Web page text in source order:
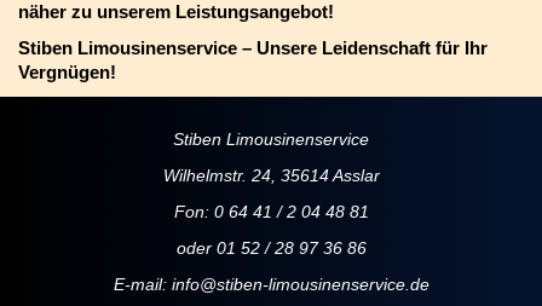
näher zu unserem Leistungsangebot!
Stiben Limousinenservice – Unsere Leidenschaft für Ihr
Vergnügen!
Stiben Limousinenservice
Wilhelmstr. 24, 35614 Asslar
Fon: 0 64 41 / 2 04 48 81
oder 01 52 / 28 97 36 86
E-mail: info@stiben-limousinenservice.de